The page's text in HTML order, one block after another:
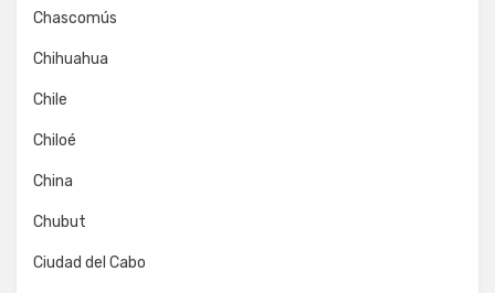
Chascomús
Chihuahua
Chile
Chiloé
China
Chubut
Ciudad del Cabo